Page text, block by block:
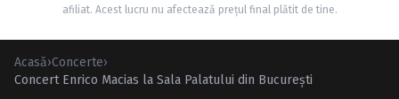
afiliat. Acest lucru nu afectează prețul final plătit de tine.
Acasă›Concerte›
Concert Enrico Macias la Sala Palatului din Bucureşti